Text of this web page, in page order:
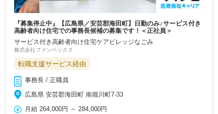
『募集停止中』【広島県／安芸郡海田町】日勤のみ♪サービス付き
高齢者向け住宅での事務長候補の募集です！＜正社員＞
サービス付き高齢者向け住宅ケアビレッジなごみ
株式会社ファンベックス
転職支援サービス経由
事務長 / 正職員
広島県 安芸郡海田町 南堀川町7-33
月給 264,000円 ～ 284,000円